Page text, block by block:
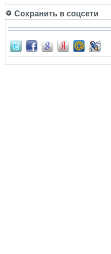
Сохранить в соцсети